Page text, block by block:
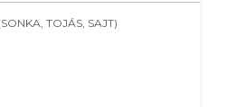
TOJÁS, SAJT)